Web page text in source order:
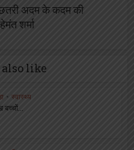
छतरी अदम के कदम की
शर्मा
like
• स्वास्थ्य